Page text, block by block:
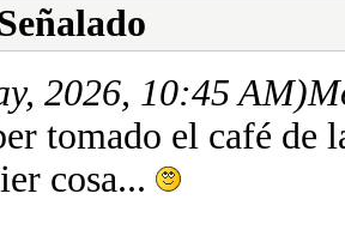
2026, 10:45 AM)
tomado el café de
cosa...